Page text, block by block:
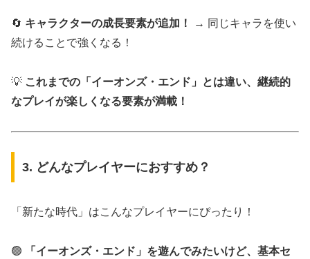
🔄 キャラクターの成長要素が追加！
→ 同じキャラを使い
続けることで強くなる！
💡 これまでの「イーオンズ・エンド」とは違い、継続的
なプレイが楽しくなる要素が満載！
3. どんなプレイヤーにおすすめ？
「新たな時代」はこんなプレイヤーにぴったり！
🟢
「イーオンズ・エンド」を遊んでみたいけど、基本セ